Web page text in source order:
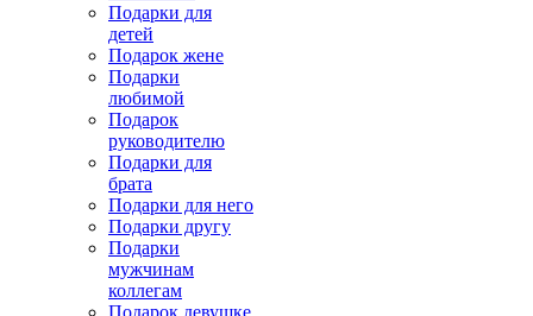
Подарки для
детей
Подарок жене
Подарки
любимой
Подарок
руководителю
Подарки для
брата
Подарки для него
Подарки другу
Подарки
мужчинам
коллегам
Подарок девушке